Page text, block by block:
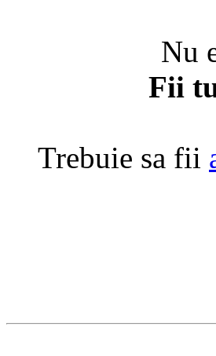
Nu
Fii
Trebuie sa fii